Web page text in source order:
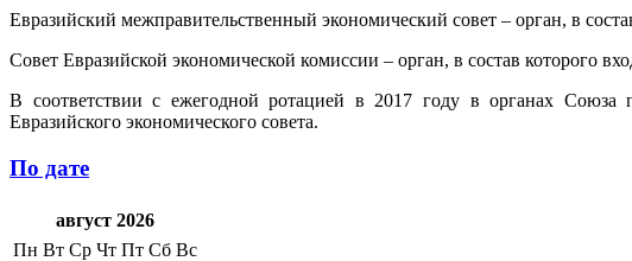
Евразийский межправительственный экономический совет – орган, в
Совет Евразийской экономической комиссии – орган, в состав которого
В соответствии с ежегодной ротацией в 2017 году в органах Союза
Евразийского экономического совета.
По дате
август 2026
Пн Вт Ср Чт Пт Сб Вс